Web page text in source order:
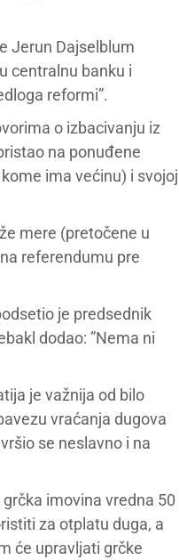
Jerun Dajselblum
centralnu banku i
reformi”.
o izbacivanju iz
na ponuđene
ima većinu) i svojoj
mere (pretočene u
referendumu pre
je predsednik
dodao: ”Nema ni
je važnija od bilo
vraćanja dugova
se neslavno i na
imovina vredna 50
za otplatu duga, a
će upravljati grčke